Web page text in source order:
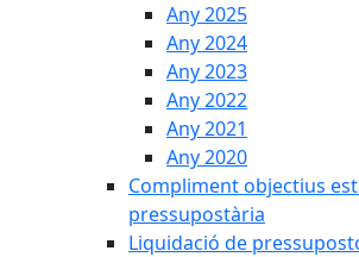
Any 2025
Any 2024
Any 2023
Any 2022
Any 2021
Any 2020
Compliment objectius
pressupostària
Liquidació de